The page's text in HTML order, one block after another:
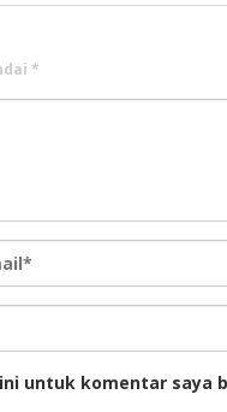
*
untuk komentar saya